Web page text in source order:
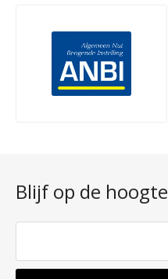
Blijf op de hoogte